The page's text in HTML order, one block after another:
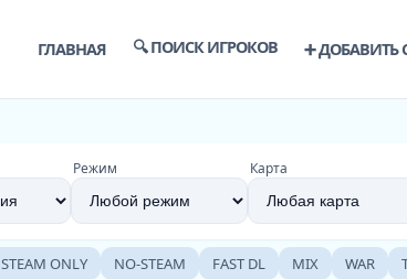
ГЛАВНАЯ 🔍 ПОИСК ИГРОКОВ ➕ ДОБАВИТЬ
Режим Карта
STEAM ONLY NO-STEAM FAST DL MIX WAR